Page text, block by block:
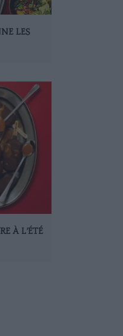
LES
À L’ÉTÉ